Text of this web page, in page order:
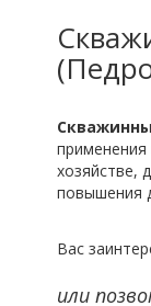
хозяйстве,
повышения
Вас
или